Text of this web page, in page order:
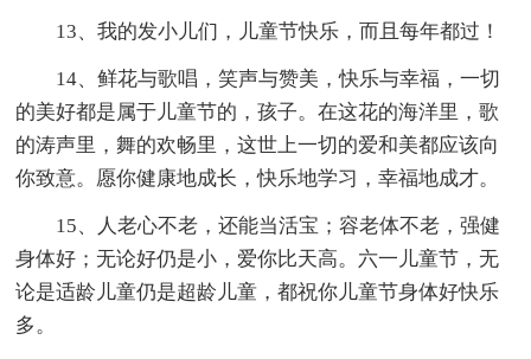
13、我的发小儿们，儿童节快乐，而且每年都过！
14、鲜花与歌唱，笑声与赞美，快乐与幸福，一切
的美好都是属于儿童节的，孩子。在这花的海洋里，歌
的涛声里，舞的欢畅里，这世上一切的爱和美都应该向
你致意。愿你健康地成长，快乐地学习，幸福地成才。
15、人老心不老，还能当活宝；容老体不老，强健
身体好；无论好仍是小，爱你比天高。六一儿童节，无
论是适龄儿童仍是超龄儿童，都祝你儿童节身体好快乐
多。